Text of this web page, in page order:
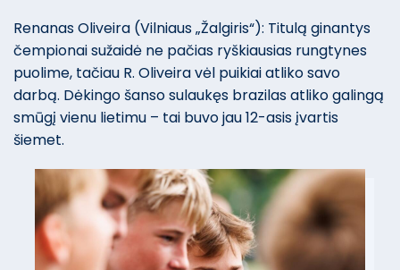
Renanas Oliveira (Vilniaus „Žalgiris“): Titulą ginantys
čempionai sužaidė ne pačias ryškiausias rungtynes
puolime, tačiau R. Oliveira vėl puikiai atliko savo
darbą. Dėkingo šanso sulaukęs brazilas atliko galingą
smūgį vienu lietimu – tai buvo jau 12-asis įvartis
šiemet.